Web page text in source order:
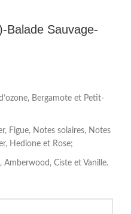
Balade Sauvage-
Bergamote et Petit-
Figue, Notes solaires, Notes
Hedione et Rose;
Amberwood, Ciste et Vanille.